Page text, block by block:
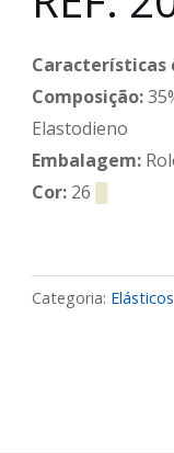
Características
Composição:
Elastodieno
Embalagem:
Cor: 26
Categoria: Elásticos